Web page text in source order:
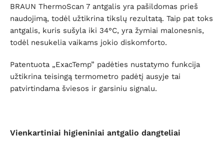
BRAUN ThermoScan 7 antgalis yra pašildomas prieš
naudojimą, todėl užtikrina tikslų rezultatą. Taip pat toks
antgalis, kuris sušyla iki 34°C, yra žymiai malonesnis,
todėl nesukelia vaikams jokio diskomforto.
Patentuota „ExacTemp” padėties nustatymo funkcija
užtikrina teisingą termometro padėtį ausyje tai
patvirtindama šviesos ir garsiniu signalu.
Vienkartiniai higieniniai antgalio dangteliai